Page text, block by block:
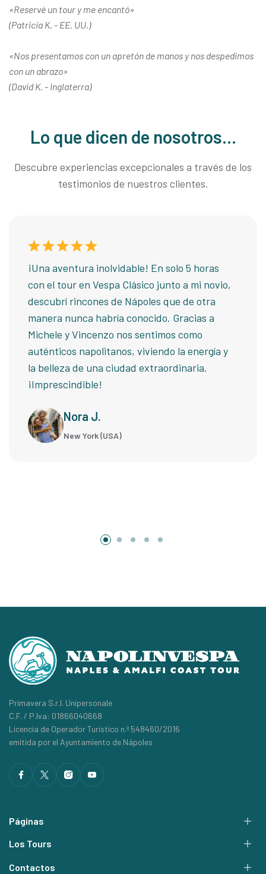
«Reservé un tour y me encantó»
(Patricia K. - EE. UU.)
«Nos presentamos con un apretón de manos y nos despedimos
con un abrazo»
(David K. - Inglaterra)
Lo que dicen de nosotros...
Descubre experiencias excepcionales a través de los
testimonios de nuestros clientes.
¡Una aventura inolvidable! En solo 5 horas
con el tour en Vespa Clásico junto a mi novio,
descubrí rincones de Nápoles que de otra
manera nunca habría conocido. Gracias a
Michele y Vincenzo nos sentimos como
auténticos napolitanos, viviendo la energía y
la belleza de una ciudad extraordinaria.
¡Imprescindible!
Nora J.
New York (USA)
Primavera S.r.l. Unipersonale
C.F. / P.Iva: 01866040668
Licencia de Operador Turístico n.º 548460/2016
emitida por el Ayuntamiento de Nápoles
Páginas
Los Tours
Contactos